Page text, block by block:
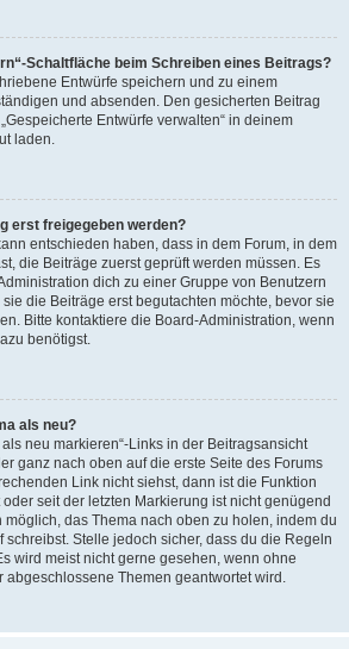
Schaltfläche beim Schreiben eines Beitrags?
Entwürfe speichern und zu einem
und absenden. Den gesicherten Beitrag
Entwürfe verwalten“ in deinem
laden.
erst freigegeben werden?
entschieden haben, dass in dem Forum, in dem
die Beiträge zuerst geprüft werden müssen. Es
dich zu einer Gruppe von Benutzern
die Beiträge erst begutachten möchte, bevor sie
Bitte kontaktiere die Board-Administration, wenn
benötigst.
als neu?
neu markieren“-Links in der Beitragsansicht
ganz nach oben auf die erste Seite des Forums
Link nicht siehst, dann ist die Funktion
seit der letzten Markierung ist nicht genügend
möglich, das Thema nach oben zu holen, indem du
schreibst. Stelle jedoch sicher, dass du die Regeln
wird meist nicht gerne gesehen, wenn ohne
abgeschlossene Themen geantwortet wird.